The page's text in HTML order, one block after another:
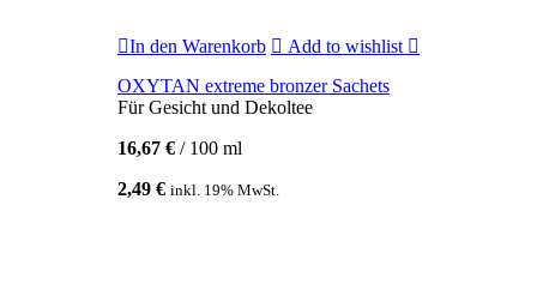
In den Warenkorb
Add to wishlist
OXYTAN extreme bronzer Sachets
Für Gesicht und Dekoltee
16,67 € / 100 ml
2,49 € inkl. 19% MwSt.